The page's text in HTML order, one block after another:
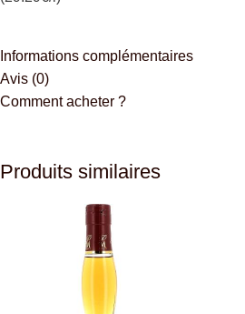
Informations complémentaires
Avis (0)
Comment acheter ?
Produits similaires